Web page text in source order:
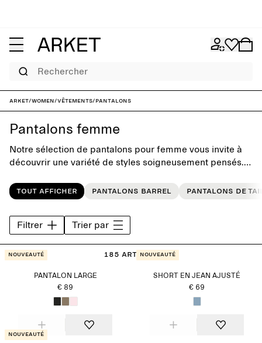
Rechercher
ARKET/Women/Vêtements/Pantalons
Pantalons femme
Notre sélection de pantalons pour femme vous invite à
découvrir une variété de styles soigneusement pensés.
inclut des essentiels de la garde-robe tels que des jeans
classiques, des pantalons de tailleur et des pantalons
décontractés en lin.
Tout afficher Pantalons barrel Pantalons de
Filtrer Trier par
185 articles
Nouveauté
PANTALON LARGE
€ 89
Nouveauté
SHORT EN JEAN AJUSTÉ
€ 69
Nouveauté